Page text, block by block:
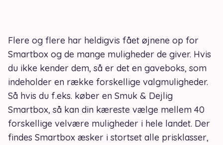
Flere og flere har heldigvis fået øjnene op for
Smartbox og de mange muligheder de giver. Hvis
du ikke kender dem, så er det en gaveboks, som
indeholder en række forskellige valgmuligheder.
Så hvis du f.eks. køber en Smuk & Dejlig
Smartbox, så kan din kæreste vælge mellem 40
forskellige velvære muligheder i hele landet. Der
findes Smartbox æsker i stortset alle prisklasser,